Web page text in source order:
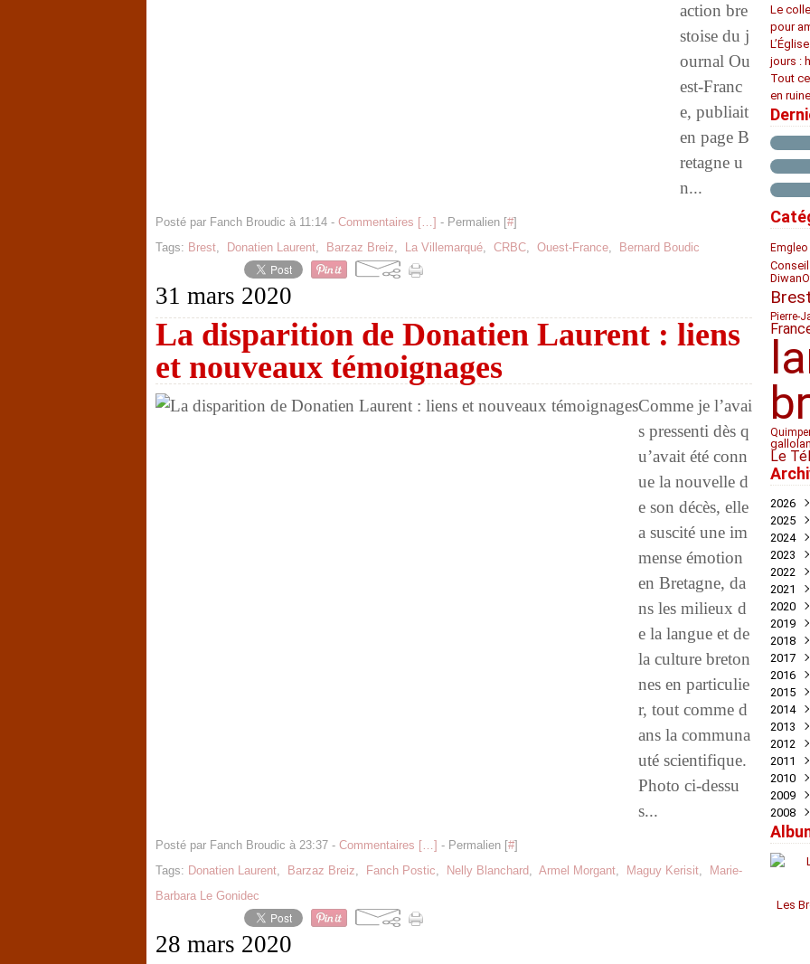
action bre
stoise du j
ournal Ou
est-Franc
e, publiait
en page B
retagne u
n...
Posté par Fanch Broudic à 11:14 - Commentaires […] - Permalien [#]
Tags: Brest, Donatien Laurent, Barzaz Breiz, La Villemarqué, CRBC, Ouest-France, Bernard Boudic
31 mars 2020
La disparition de Donatien Laurent : liens
et nouveaux témoignages
Comme je l’avai
s pressenti dès q
u’avait été conn
ue la nouvelle d
e son décès, elle
a suscité une im
mense émotion
en Bretagne, da
ns les milieux d
e la langue et de
la culture breton
nes en particulie
r, tout comme d
ans la communa
uté scientifique.
Photo ci-dessu
s...
Posté par Fanch Broudic à 23:37 - Commentaires […] - Permalien [#]
Tags: Donatien Laurent, Barzaz Breiz, Fanch Postic, Nelly Blanchard, Armel Morgant, Maguy Kerisit,
Marie-
Barbara Le Gonidec
28 mars 2020
Le
pour
jours :
Tout
en
Diwan
Brest
Pierre-
gallo
Le
2026
Mai
Avril
Mars
2025
Août
Mai
Avril
Mars
2024
Août
Juin
Mai
Avril
Mars
2023
Juin
Mai
Avril
Mars
2022
Août
Juin
Mai
Avril
Mars
2021
Août
Juin
Mai
Avril
Mars
2020
Août
Juin
Mai
Avril
Mars
2019
Août
Juin
Mai
Mars
2018
Août
Juin
Mai
Avril
Mars
2017
Août
Juin
Mai
Mars
2016
Août
Juin
Mai
2015
Août
Mai
Avril
2014
Août
Juin
Mai
Avril
2013
Août
Juin
Mai
Avril
2012
Juin
Avril
2011
Mai
2010
Mai
2009
Juin
2008
Août
Les